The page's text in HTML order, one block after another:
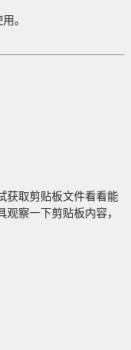
。
获取剪贴板文件看看能
察一下剪贴板内容，